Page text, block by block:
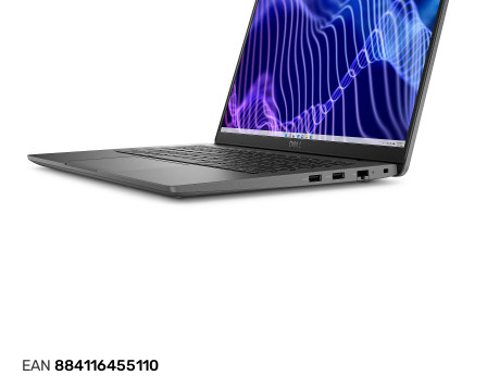
EAN 884116455110